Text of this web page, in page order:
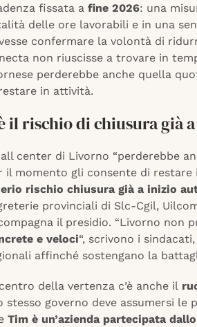
fissata a fine 2026: una
delle ore lavorabili e in una
confermare la volontà di
non riuscisse a trovare in
perderebbe anche quella
in attività.
il rischio di chiusura già
center di Livorno “perderebbe
il momento gli consente di
rischio chiusura già a inizio
provinciali di Slc-Cgil,
il presidio. “Livorno non
e veloci“, scrivono i
affinché sostengano la
della vertenza c’è anche il
stesso governo deve assumersi
Tim è un’azienda partecipata